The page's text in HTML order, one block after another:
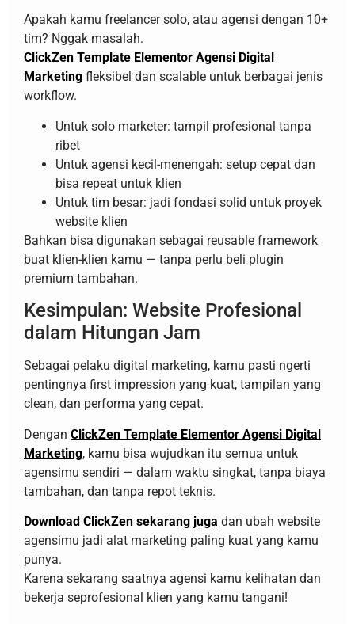
Apakah kamu freelancer solo, atau agensi dengan 10+
tim? Nggak masalah.
ClickZen Template Elementor Agensi Digital
Marketing fleksibel dan scalable untuk berbagai jenis
workflow.
Untuk solo marketer: tampil profesional tanpa
ribet
Untuk agensi kecil-menengah: setup cepat dan
bisa repeat untuk klien
Untuk tim besar: jadi fondasi solid untuk proyek
website klien
Bahkan bisa digunakan sebagai reusable framework
buat klien-klien kamu — tanpa perlu beli plugin
premium tambahan.
Kesimpulan: Website Profesional
dalam Hitungan Jam
Sebagai pelaku digital marketing, kamu pasti ngerti
pentingnya first impression yang kuat, tampilan yang
clean, dan performa yang cepat.
Dengan ClickZen Template Elementor Agensi Digital
Marketing, kamu bisa wujudkan itu semua untuk
agensimu sendiri — dalam waktu singkat, tanpa biaya
tambahan, dan tanpa repot teknis.
Download ClickZen sekarang juga dan ubah website
agensimu jadi alat marketing paling kuat yang kamu
punya.
Karena sekarang saatnya agensi kamu kelihatan dan
bekerja seprofesional klien yang kamu tangani!